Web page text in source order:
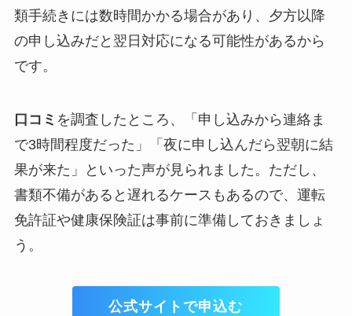
類手続きには数時間かかる場合があり、夕方以降
の申し込みだと翌日対応になる可能性があるから
です。
口コミ を調査したところ、「申し込みから連絡ま
で3時間程度だった」「夜に申し込んだら翌朝に結
果が来た」といった声が見られました。ただし、
書類不備があると遅れるケースもあるので、運転
免許証や健康保険証は事前に準備しておきましょ
う。
公式サイトで申込む